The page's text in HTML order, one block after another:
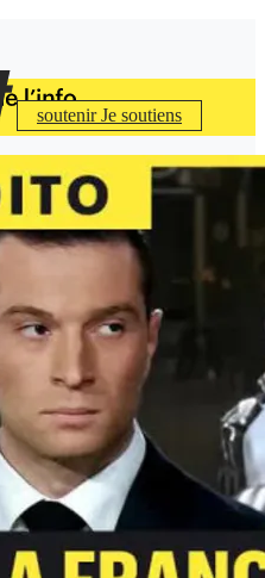
soutenirJe soutiens